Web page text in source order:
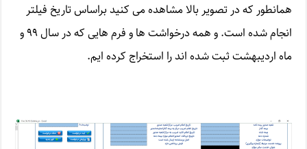
همانطور که در تصویر بالا مشاهده می کنید براساس تاریخ فیلتر
انجام شده است. و همه درخواشت ها و فرم هایی که در سال ۹۹ و
ماه اردیبهشت ثبت شده اند را استخراج کرده ایم.